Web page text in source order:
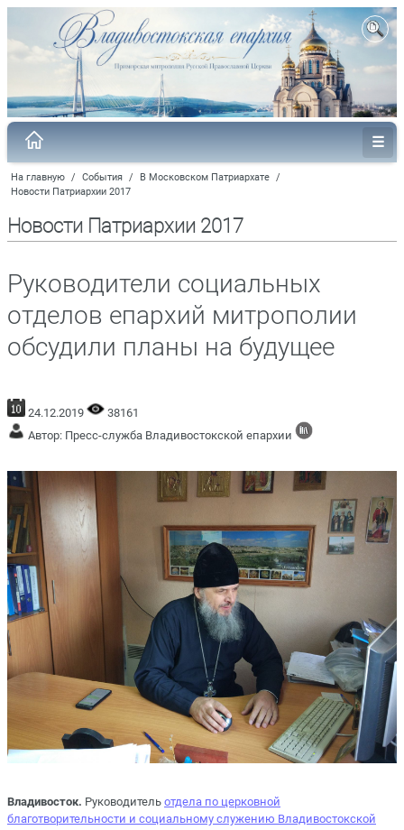
На главную / События / В Московском Патриархате /
Новости Патриархии 2017
Новости Патриархии 2017
Руководители социальных
отделов епархий митрополии
обсудили планы на будущее
24.12.2019
38161
Автор: Пресс-служба Владивостокской епархии
Владивосток. Руководитель отдела по церковной
благотворительности и социальному служению Владивостокской